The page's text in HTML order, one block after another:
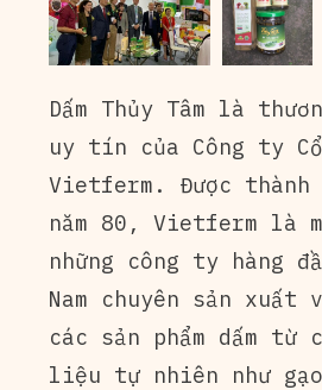
Dấm Thủy Tâm là
uy tín của Công ty
Vietferm. Được thành
năm 80, Vietferm là
những công ty hàng
Nam chuyên sản xuất
các sản phẩm dấm từ
liệu tự nhiên như